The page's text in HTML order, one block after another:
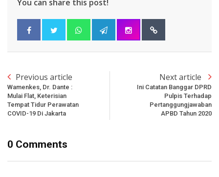
You can share this post!
Previous article
Wamenkes, Dr. Dante :
Mulai Flat, Keterisian
Tempat Tidur Perawatan
COVID-19 Di Jakarta
Next article
Ini Catatan Banggar DPRD
Pulpis Terhadap
Pertanggungjawaban
APBD Tahun 2020
0 Comments